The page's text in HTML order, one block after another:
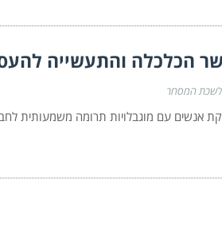
הכלכלה והתעשייה
לשכת המסחר
אנשים עם מוגבלויות תרומה משמעותית